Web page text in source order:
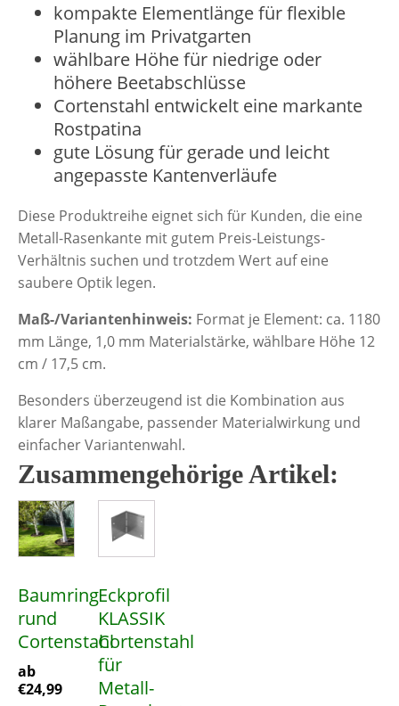
kompakte Elementlänge für flexible
Planung im Privatgarten
wählbare Höhe für niedrige oder
höhere Beetabschlüsse
Cortenstahl entwickelt eine markante
Rostpatina
gute Lösung für gerade und leicht
angepasste Kantenverläufe
Diese Produktreihe eignet sich für Kunden, die eine
Metall-Rasenkante mit gutem Preis-Leistungs-
Verhältnis suchen und trotzdem Wert auf eine
saubere Optik legen.
Maß-/Variantenhinweis: Format je Element: ca. 1180
mm Länge, 1,0 mm Materialstärke, wählbare Höhe 12
cm / 17,5 cm.
Besonders überzeugend ist die Kombination aus
klarer Maßangabe, passender Materialwirkung und
einfacher Variantenwahl.
Zusammengehörige Artikel:
Baumring
rund
Cortenstahl
ab
€24,99
Dieses
Produkt
weist
Varianten
auf.
Die
Optionen
können
Eckprofil
KLASSIK
Cortenstahl
für
Metall-
Dieses
Produkt
weist
Varianten
auf.
Die
Optionen
können